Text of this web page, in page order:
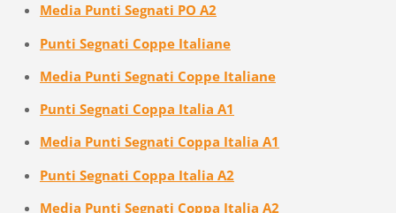
Media Punti Segnati PO A2
Punti Segnati Coppe Italiane
Media Punti Segnati Coppe Italiane
Punti Segnati Coppa Italia A1
Media Punti Segnati Coppa Italia A1
Punti Segnati Coppa Italia A2
Media Punti Segnati Coppa Italia A2